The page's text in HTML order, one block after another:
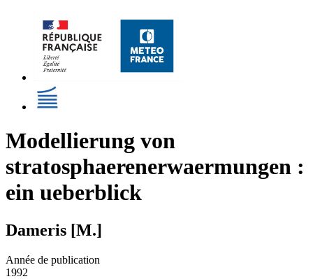
Modellierung von
stratosphaerenerwaermungen :
ein ueberblick
Dameris [M.]
Année de publication
1992